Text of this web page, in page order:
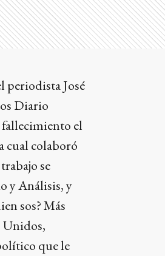
periodista José
Diario
el
cual colaboró
se
y Análisis, y
sos? Más
Unidos,
que le